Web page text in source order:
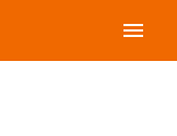
menu